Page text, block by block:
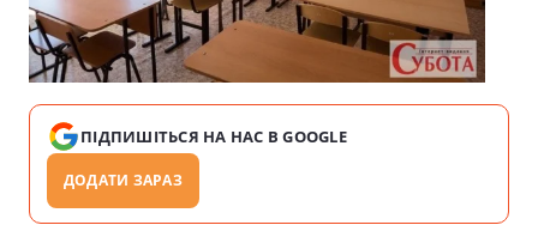
ПІДПИШІТЬСЯ НА НАС В GOOGLE
ДОДАТИ ЗАРАЗ